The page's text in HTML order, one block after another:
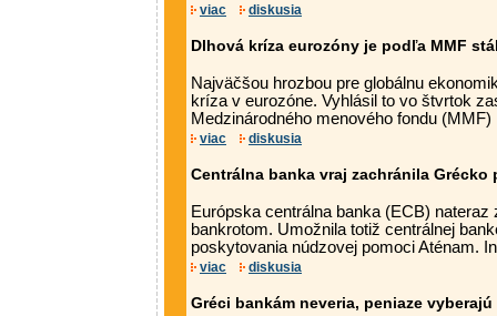
viac diskusia
Dlhová kríza eurozóny je podľa MMF
Najväčšou hrozbou pre globálnu
kríza v eurozóne. Vyhlásil to vo štvrtok
Medzinárodného menového fondu (MMF)
viac diskusia
Centrálna banka vraj zachránila Grécko
Európska centrálna banka (ECB)
bankrotom. Umožnila totiž centrálnej
poskytovania núdzovej pomoci Aténam.
viac diskusia
Gréci bankám neveria, peniaze